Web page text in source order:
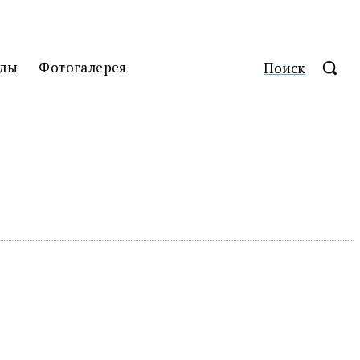
Фотогалерея Поиск